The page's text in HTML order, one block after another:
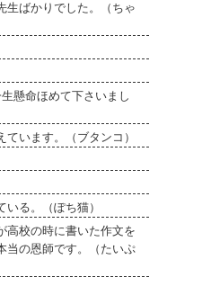
生ばかりでした。（ちゃ
懸命ほめて下さいまし
います。（ブタンコ）
る。（ぽち猫）
高校の時に書いた作文を
当の恩師です。（たいぷ